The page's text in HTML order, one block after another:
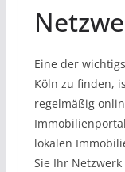
Eine der
Köln zu finden,
regelmäßig
lokalen
Sie Ihr